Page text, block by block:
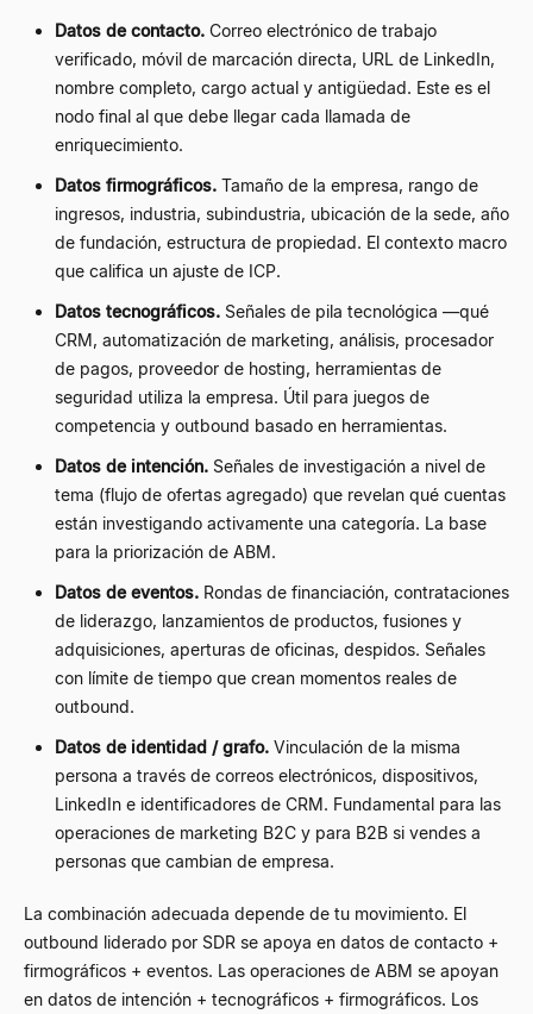
Datos de contacto. Correo electrónico de trabajo
verificado, móvil de marcación directa, URL de LinkedIn,
nombre completo, cargo actual y antigüedad. Este es el
nodo final al que debe llegar cada llamada de
enriquecimiento.
Datos firmográficos. Tamaño de la empresa, rango de
ingresos, industria, subindustria, ubicación de la sede, año
de fundación, estructura de propiedad. El contexto macro
que califica un ajuste de ICP.
Datos tecnográficos. Señales de pila tecnológica —qué
CRM, automatización de marketing, análisis, procesador
de pagos, proveedor de hosting, herramientas de
seguridad utiliza la empresa. Útil para juegos de
competencia y outbound basado en herramientas.
Datos de intención. Señales de investigación a nivel de
tema (flujo de ofertas agregado) que revelan qué cuentas
están investigando activamente una categoría. La base
para la priorización de ABM.
Datos de eventos. Rondas de financiación, contrataciones
de liderazgo, lanzamientos de productos, fusiones y
adquisiciones, aperturas de oficinas, despidos. Señales
con límite de tiempo que crean momentos reales de
outbound.
Datos de identidad / grafo. Vinculación de la misma
persona a través de correos electrónicos, dispositivos,
LinkedIn e identificadores de CRM. Fundamental para las
operaciones de marketing B2C y para B2B si vendes a
personas que cambian de empresa.
La combinación adecuada depende de tu movimiento. El
outbound liderado por SDR se apoya en datos de contacto +
firmográficos + eventos. Las operaciones de ABM se apoyan
en datos de intención + tecnográficos + firmográficos. Los